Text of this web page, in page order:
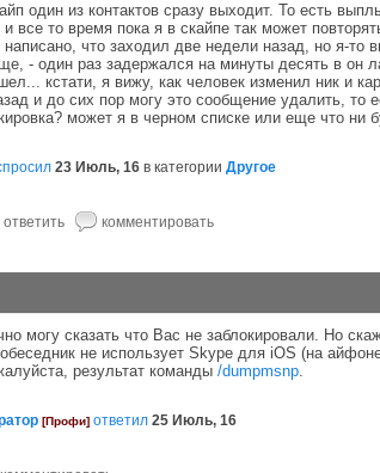
один из контактов сразу выходит. То есть
все то время пока я в скайпе так может
написано, что заходил две недели назад, но я-то
- один раз задержался на минуты десять в он
кстати, я вижу, как человек изменил ник и
и до сих пор могу это сообщение удалить, то
может я в черном списке или еще что ни
23 Июль, 16 в категории Другое
могу сказать что Вас не заблокировали. Но
не использует Skype для iOS (на
результат команды /dumpmsnp.
[Профи] ответил 25 Июль, 16